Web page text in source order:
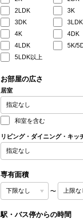
2LDK
3K
3DK
3LDK
4K
4DK
4LDK
5K/
5LDK以上
お部屋の広さ
居室
和室を含む
リビング・ダイニング・キッ
専有面積
〜
駅・バス停からの時間